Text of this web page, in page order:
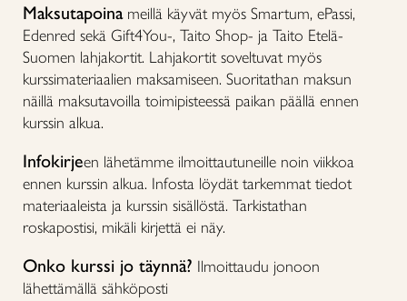
Maksutapoinameillä käyvät myös Smartum, ePassi,
Edenred sekä Gift4You-, Taito Shop- ja Taito Etelä-
Suomen lahjakortit. Lahjakortit soveltuvat myös
kurssimateriaalien maksamiseen. Suoritathan maksun
näillä maksutavoilla toimipisteessä paikan päällä ennen
kurssin alkua.
Infokirjeen lähetämme ilmoittautuneille noin viikkoa
ennen kurssin alkua. Infosta löydät tarkemmat tiedot
materiaaleista ja kurssin sisällöstä. Tarkistathan
roskapostisi, mikäli kirjettä ei näy.
Onko kurssi jo täynnä? Ilmoittaudu jonoon
lähettämällä sähköposti